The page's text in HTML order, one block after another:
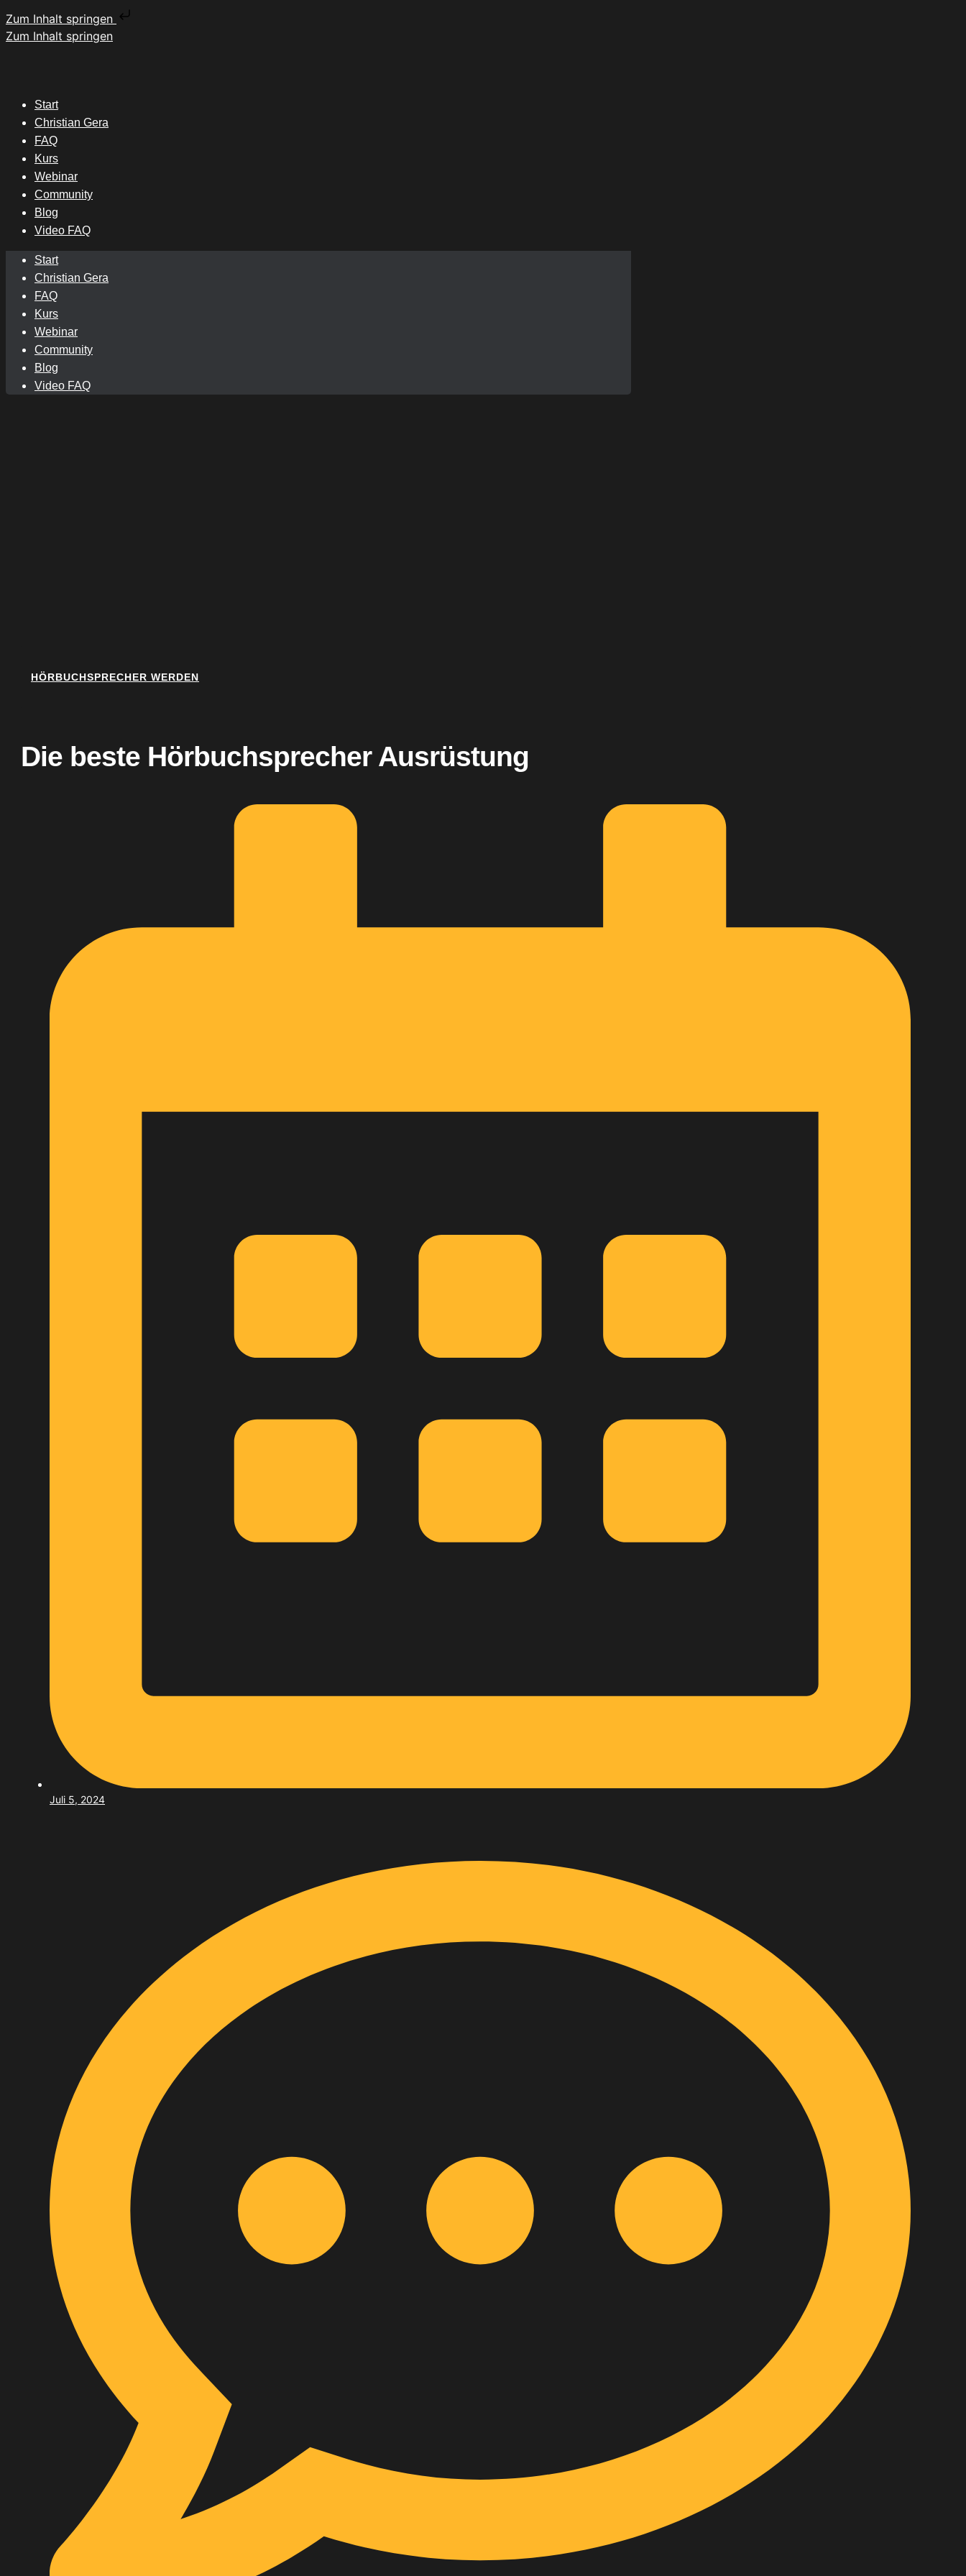
Zum Inhalt springen
Zum Inhalt springen
Start
Christian Gera
FAQ
Kurs
Webinar
Community
Blog
Video FAQ
Start
Christian Gera
FAQ
Kurs
Webinar
Community
Blog
Video FAQ
HÖRBUCHSPRECHER WERDEN
Die beste Hörbuchsprecher Ausrüstung
Juli 5, 2024